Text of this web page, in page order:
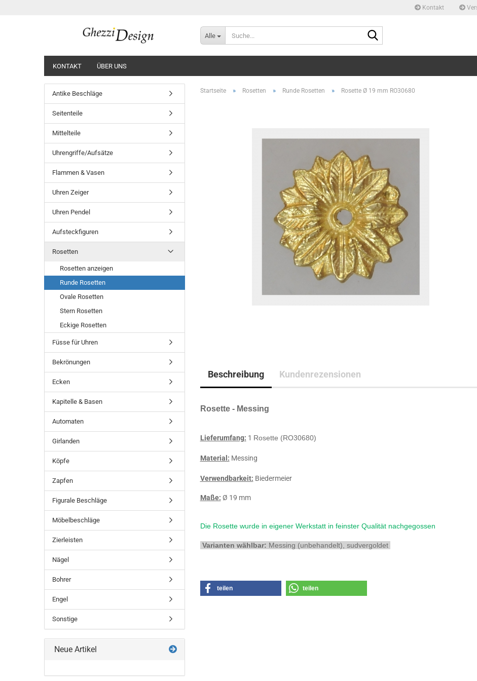
Kontakt
Alle
KONTAKT ÜBER UNS
Startseite » Rosetten » Runde Rosetten » Rosette Ø 19 mm RO30680
Beschreibung Kundenrezensionen
Rosette - Messing
Lieferumfang: 1 Rosette (RO30680)
Material: Messing
Verwendbarkeit: Biedermeier
Maße: Ø 19 mm
Die Rosette wurde in eigener Werkstatt in feinster Qualität nachgegossen
Varianten wählbar: Messing (unbehandelt), sudvergoldet
teilen teilen
Antike Beschläge
Seitenteile
Mittelteile
Uhrengriffe/Aufsätze
Flammen & Vasen
Uhren Zeiger
Uhren Pendel
Aufsteckfiguren
Rosetten
Rosetten anzeigen
Runde Rosetten
Ovale Rosetten
Stern Rosetten
Eckige Rosetten
Füsse für Uhren
Bekrönungen
Ecken
Kapitelle & Basen
Automaten
Girlanden
Köpfe
Zapfen
Figurale Beschläge
Möbelbeschläge
Zierleisten
Nägel
Bohrer
Engel
Sonstige
Neue Artikel